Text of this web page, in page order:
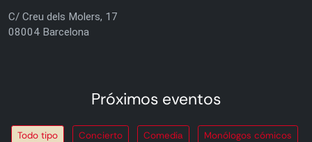
C/ Creu dels Molers, 17
08004 Barcelona
Próximos eventos
Todo tipo Concierto Comedia Monólogos cómicos